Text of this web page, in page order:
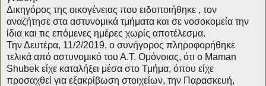
Δικηγόρος της οικογένειας που ειδοποιήθηκε , τον
αναζήτησε στα αστυνομικά τμήματα και σε νοσοκομεία την
ίδια και τις επόμενες ημέρες χωρίς αποτέλεσμα.
Την Δευτέρα, 11/2/2019, ο συνήγορος πληροφορήθηκε
τελικά από αστυνομικό του Α.Τ. Ομόνοιας, ότι ο Μaman
Shubek είχε καταλήξει μέσα στο Τμήμα, όπου είχε
προσαχθεί για εξακρίβωση στοιχείων, την Παρασκευή,